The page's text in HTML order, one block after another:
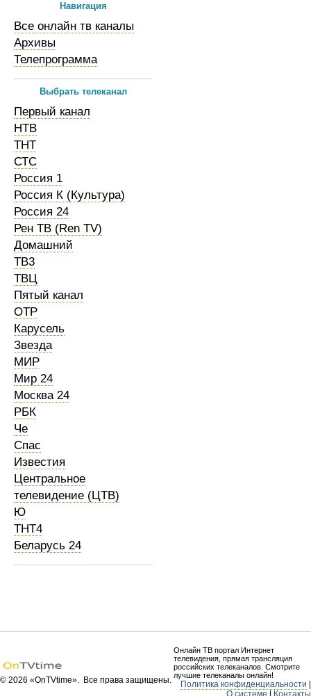
Навигация
Все онлайн тв каналы
Архивы
Телепрограмма
Выбрать телеканал
Первый канал
НТВ
ТНТ
СТС
Россия 1
Россия К (Культура)
Россия 24
Рен ТВ (Ren TV)
Домашний
ТВ3
ТВЦ
Пятый канал
ОТР
Карусель
Звезда
МИР
Мир 24
Москва 24
РБК
Че
Спас
Известия
Центральное
телевидение (ЦТВ)
Ю
ТНТ4
Беларусь 24
© 2026 «OnTVtime». Все права защищены.
Онлайн ТВ портал Интернет
телевидения, прямая трансляция
российских телеканалов. Смотрите
лучшие телеканалы онлайн!
Политика конфиденциальности
О системе
Контакты